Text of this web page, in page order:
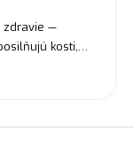
zdravie —
kosti,…